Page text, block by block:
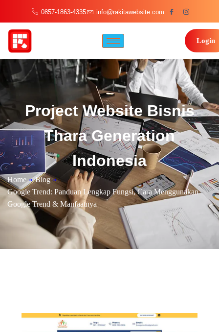
0857-1863-4335 info@rakitawebsite.com
Login
Project Website Bisnis
Thara Generation
Indonesia
Home » Blog »
Google Trend: Panduan Lengkap Fungsi, Cara Menggunakan
Google Trend & Manfaatnya